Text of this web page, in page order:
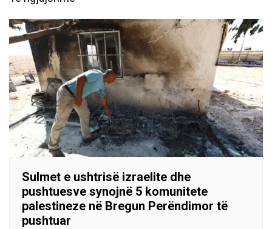
Sulmet e ushtrisë izraelite dhe
pushtuesve synojnë 5 komunitete
palestineze në Bregun Perëndimor të
pushtuar